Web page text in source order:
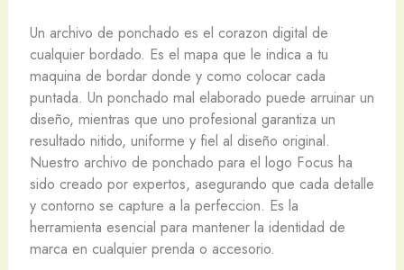
Un archivo de ponchado es el corazon digital de
cualquier bordado. Es el mapa que le indica a tu
maquina de bordar donde y como colocar cada
puntada. Un ponchado mal elaborado puede arruinar un
diseño, mientras que uno profesional garantiza un
resultado nitido, uniforme y fiel al diseño original.
Nuestro archivo de ponchado para el logo Focus ha
sido creado por expertos, asegurando que cada detalle
y contorno se capture a la perfeccion. Es la
herramienta esencial para mantener la identidad de
marca en cualquier prenda o accesorio.